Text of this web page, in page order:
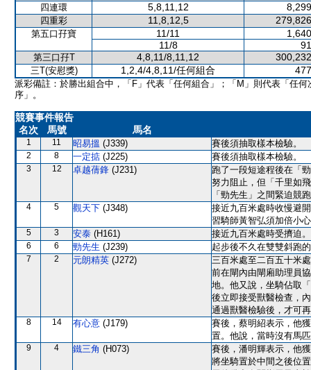
四連環 5,8,11,12
四重彩 11,8,12,5
第五口孖寶 11/11
11/8
第三口孖T 4,8,11/8,11,12
三T(安慰獎) 1,2,4/4,8,11/任何組合
派彩備註：於勝出組合中，「F」代表「任何組合」；「M」則代表「任何
序」。
競賽事件報告
名次
馬號 馬名
1 11 昭易搵 (J339) 賽後須抽取樣本檢驗。
2 8 一定掂 (J225) 賽後須抽取樣本檢驗。
3 12 卓越蒨鋒 (J231)
跑了一段短途程後在「
努力阻止，但「千里如
「勁先生」之間緊迫競
4 5 觀天下 (J348)
接近九百米處時收慢避
習騎師黃智弘須加倍小
5 3 安泰 (H161) 接近九百米處時受擠迫。
6 6 勁先生 (J239) 起步後不久在雙雙斜跑
7 2 元朗精英 (J272)
三百米處至二百五十米
前在閘內由閘廂助理員
地。他又說，坐騎佔取
後立即接受獸醫檢查，
通過獸醫檢驗後，才可
8 14 有心意 (J179)
賽後，蔡明紹表示，他
置。他說，當時沒有馬
9 4 鐵三角 (H073)
賽後，潘明輝表示，他
將坐騎置於中間之後位